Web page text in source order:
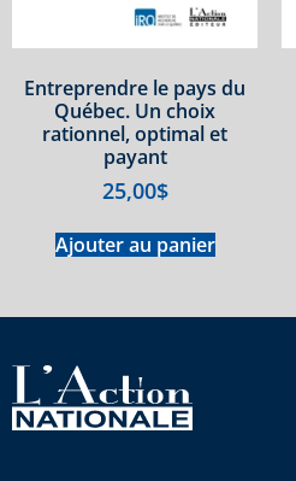
Entreprendre le pays du
Québec. Un choix
rationnel, optimal et
payant
25,00$
Ajouter au panier